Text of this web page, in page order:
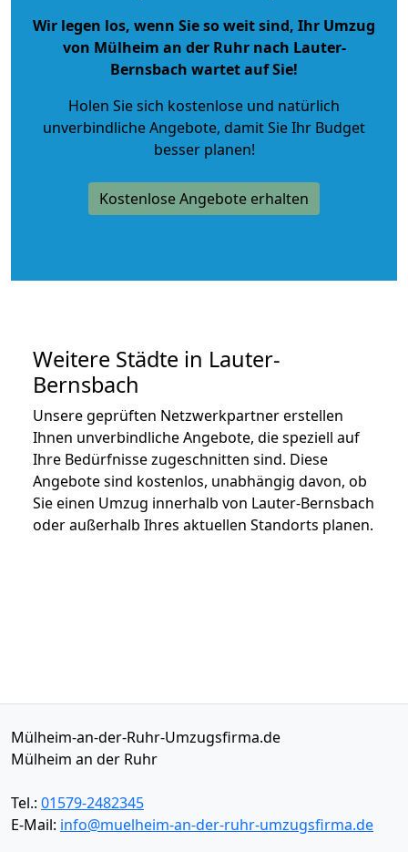
Wir legen los, wenn Sie so weit sind, Ihr Umzug
von Mülheim an der Ruhr nach Lauter-
Bernsbach wartet auf Sie!
Holen Sie sich kostenlose und natürlich
unverbindliche Angebote, damit Sie Ihr Budget
besser planen!
Kostenlose Angebote erhalten
Weitere Städte in Lauter-
Bernsbach
Unsere geprüften Netzwerkpartner erstellen
Ihnen unverbindliche Angebote, die speziell auf
Ihre Bedürfnisse zugeschnitten sind. Diese
Angebote sind kostenlos, unabhängig davon, ob
Sie einen Umzug innerhalb von Lauter-Bernsbach
oder außerhalb Ihres aktuellen Standorts planen.
Mülheim-an-der-Ruhr-Umzugsfirma.de
Mülheim an der Ruhr
Tel.: 01579-2482345
E-Mail: info@muelheim-an-der-ruhr-umzugsfirma.de